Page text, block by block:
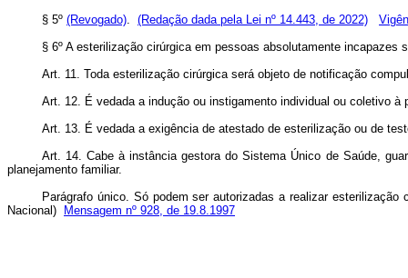
§ 5º (Revogado). (Redação dada pela Lei nº 14.443, de 2022)
§ 6º A esterilização cirúrgica em pessoas absolutamente
Art. 11. Toda esterilização cirúrgica será objeto de notificação
Art. 12. É vedada a indução ou instigamento individual ou coletivo à
Art. 13. É vedada a exigência de atestado de esterilização ou de
Art. 14. Cabe à instância gestora do Sistema Único de Saúde,
planejamento familiar.
Parágrafo único. Só podem ser autorizadas a realizar
Nacional)
Mensagem nº 928, de 19.8.1997